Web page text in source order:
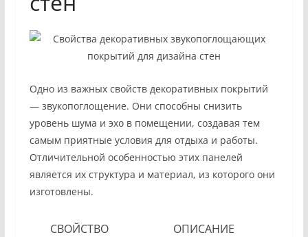
Одно из важных свойств декоративных покрытий
— звукопоглощение. Они способны снизить
уровень шума и эхо в помещении, создавая тем
самым приятные условия для отдыха и работы.
Отличительной особенностью этих панелей
является их структура и материал, из которого они
изготовлены.
СВОЙСТВО
ОПИСАНИЕ